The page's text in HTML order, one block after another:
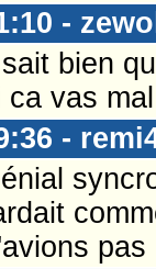
-
bien
ca vas
-